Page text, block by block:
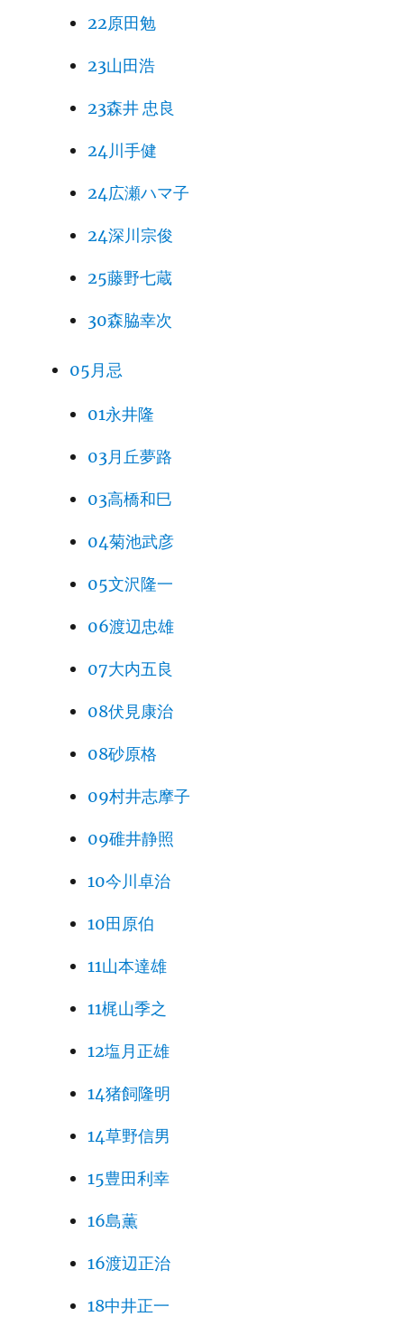
22原田勉
23山田浩
23森井 忠良
24川手健
24広瀬ハマ子
24深川宗俊
25藤野七蔵
30森脇幸次
05月忌
01永井隆
03月丘夢路
03高橋和巳
04菊池武彦
05文沢隆一
06渡辺忠雄
07大内五良
08伏見康治
08砂原格
09村井志摩子
09碓井静照
10今川卓治
10田原伯
11山本達雄
11梶山季之
12塩月正雄
14猪飼隆明
14草野信男
15豊田利幸
16島薫
16渡辺正治
18中井正一